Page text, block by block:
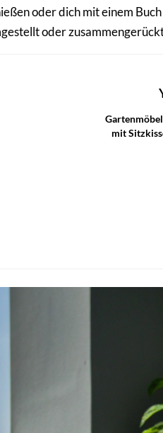
oder dich mit einem
oder
mit